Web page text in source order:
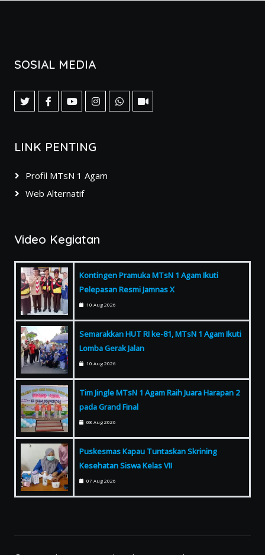
SOSIAL MEDIA
LINK PENTING
Profil MTsN 1 Agam
Web Alternatif
Video Kegiatan
Kontingen Pramuka MTsN 1 Agam Ikuti
Pelepasan Resmi Jamnas X
10 Aug 2026
Semarakkan HUT RI ke-81, MTsN 1 Agam Ikuti
Lomba Gerak Jalan
10 Aug 2026
Tim Jingle MTsN 1 Agam Raih Juara Harapan 2
pada Grand Final
08 Aug 2026
Puskesmas Kapau Tuntaskan Skrining
Kesehatan Siswa Kelas VII
07 Aug 2026